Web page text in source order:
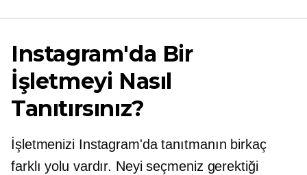
Instagram'da Bir
İşletmeyi Nasıl
Tanıtırsınız?
İşletmenizi Instagram'da tanıtmanın birkaç
farklı yolu vardır. Neyi seçmeniz gerektiği